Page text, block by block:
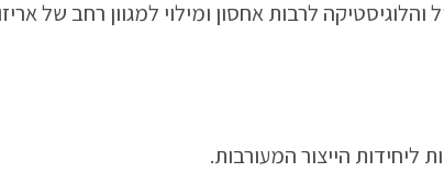
לרבות אחסון ומילוי למגוון רחב של
ליחידות הייצור המעורבות.